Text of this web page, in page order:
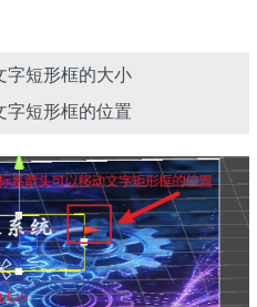
字短形框的大小
字短形框的位置